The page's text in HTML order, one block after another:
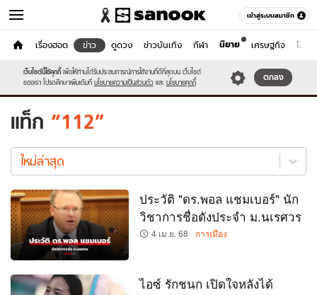
เข้าสู่ระบบสมาชิก
หน้าแรก
เรื่องฮอต ข่าว ดูดวง ข่าวบันเทิง กีฬา เศรษฐกิจ ไลฟ์
นิยาย
ข่าว หมวดอื่นๆ
เว็บไซต์นี้ใช้คุกกี้ เพื่อให้ท่านได้รับประสบการณ์การใช้งานที่ดีที่สุดบน เว็บไซต์
ของเรา โปรดศึกษาเพิ่มเติมที่ นโยบายความเป็นส่วนตัว และ นโยบายคุกกี้
ตกลง
แท็ก 112
112
ใหม่
ล่าสุด
ใหม่ล่าสุด
ประวัติ "ดร.พอล แชมเบอร์" นัก
วิชาการชื่อดังประจำ ม.นเรศวร
4 เม.ย. 68 การเมือง
ไอซ์ รักชนก เปิดใจหลังได้